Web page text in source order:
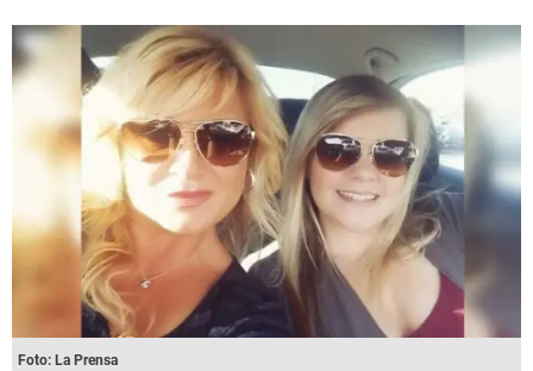
Foto: La Prensa